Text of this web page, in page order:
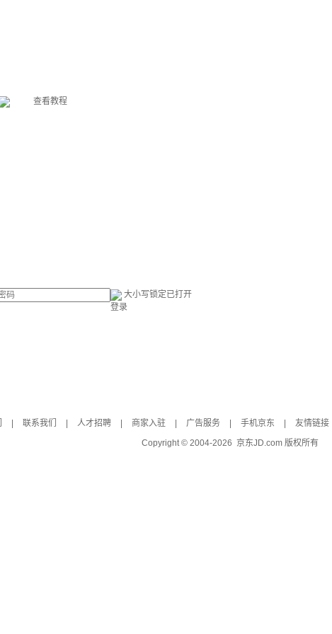
查看教程
大小写锁定已打开
登录
联系我们 人才招聘 商家入驻 广告服务 手机京东 友情链接
Copyright © 2004-2026 京东JD.com 版权所有